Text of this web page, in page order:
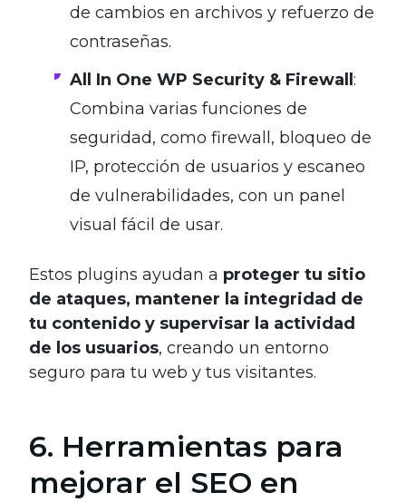
de cambios en archivos y refuerzo de
contraseñas.
All In One WP Security & Firewall :
Combina varias funciones de
seguridad, como firewall, bloqueo de
IP, protección de usuarios y escaneo
de vulnerabilidades, con un panel
visual fácil de usar.
Estos plugins ayudan a proteger tu sitio
de ataques, mantener la integridad de
tu contenido y supervisar la actividad
de los usuarios, creando un entorno
seguro para tu web y tus visitantes.
6. Herramientas para
mejorar el SEO en